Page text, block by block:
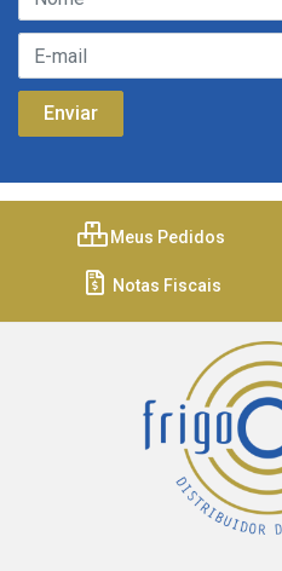
Meus Pedidos
Notas Fiscais